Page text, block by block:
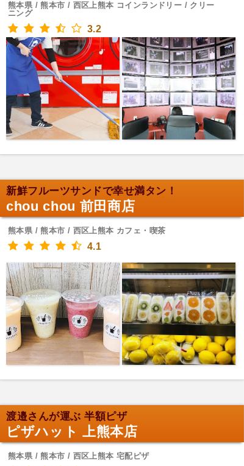
熊本県 / 熊本市 / 西区上熊本 コインランドリー / クリー
ニング
3.2
新鮮フルーツサンドで幸せ満タン！
chou chou 前田商店
熊本県 / 熊本市 / 西区上熊本 カフェ・喫茶
4.1
渡邉さんが運ぶ 半額ピザ
ピザハット 上熊本店
熊本県 / 熊本市 / 西区上熊本 宅配ピザ